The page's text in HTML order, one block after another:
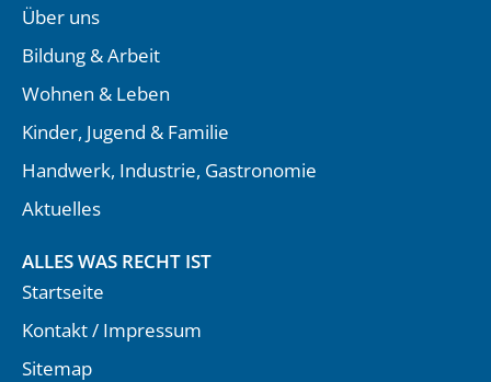
Über uns
Bildung & Arbeit
Wohnen & Leben
Kinder, Jugend & Familie
Handwerk, Industrie, Gastronomie
Aktuelles
ALLES WAS RECHT IST
Startseite
Kontakt / Impressum
Sitemap